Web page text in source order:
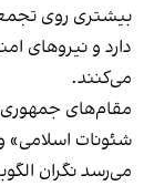
بیشتری روی
دارد و نیروهای
می‌کنند.
مقام‌های جمهوری
شئونات اسلامی»
می‌رسد نگران